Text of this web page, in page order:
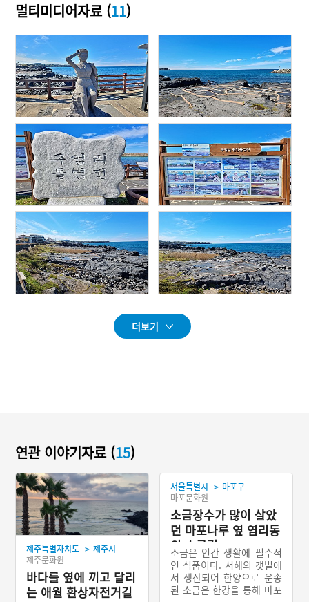
멀티미디어자료 (11)
더보기
연관 이야기자료 (15)
제주특별자치도 > 제주시
제주문화원
바다를 옆에 끼고 달리
는 애월 환상자전거길
서울특별시 > 마포구
마포문화원
소금장수가 많이 살았
던 마포나루 옆 염리동
의 소금길
소금은 인간 생활에 필수적
인 식품이다. 서해의 갯벌에
서 생산되어 한양으로 운송
된 소금은 한강을 통해 마포